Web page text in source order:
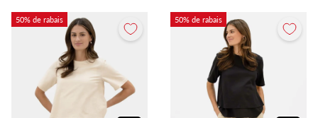
50% de rabais 50% de rabais